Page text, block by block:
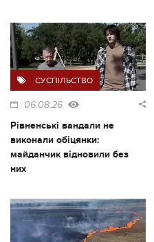
СУСПІЛЬСТВО
06.08.26
Рівненські вандали не
виконали обіцянки:
майданчик відновили без
них